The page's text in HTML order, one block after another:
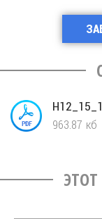
963.87 кб